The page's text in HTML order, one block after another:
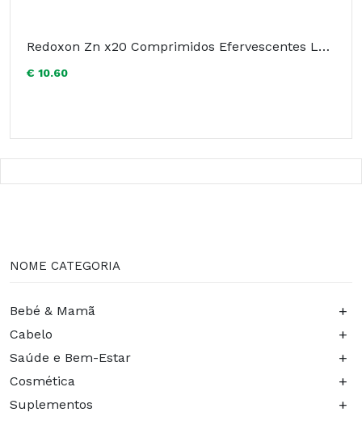
Redoxon Zn x20 Comprimidos Efervescentes Laranja
€ 10.60
NOME CATEGORIA
Bebé & Mamã +
Cabelo +
Saúde e Bem-Estar +
Cosmética +
Suplementos +